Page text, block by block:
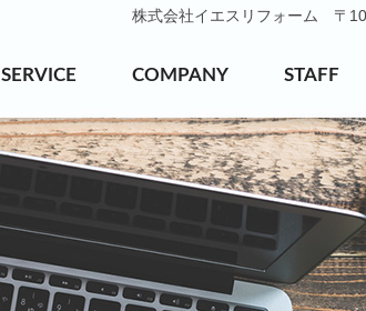
株式会社イエスリフォーム 〒
SERVICE COMPANY STAFF